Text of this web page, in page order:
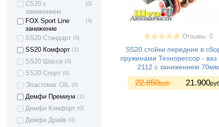
ВАЗ 2108 - Лада/
Спутник/
Самара1
(16)
ВАЗ 2109 - Лада/
Спутник/
Самара1
ВАЗ 21099 -
Лада/ Самара1
ВАЗ 2113 - Лада
Самара II 3дв.
ВАЗ 2114 - Лада
Самара II 5дв.
(17)
ВАЗ 2115 - Лада
CS20 с
занижением
(0)
FOX Sport Line
занижение
(4)
SS20 Стандарт (0)
SS20 Комфорт (1)
SS20 Шоссе (0)
SS20 Спорт (0)
Эластомаг OIL (0)
Демфи Премиум (1)
Демфи Комфорт (0)
Демфи Драйв (0)
Отзывы: 0
SS20 стойки передние в
пружинами Технорессор - ваз
2112 с занижением 70мм
22.850руб. 21.900